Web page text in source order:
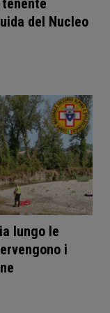
del Nucleo
lungo le
i